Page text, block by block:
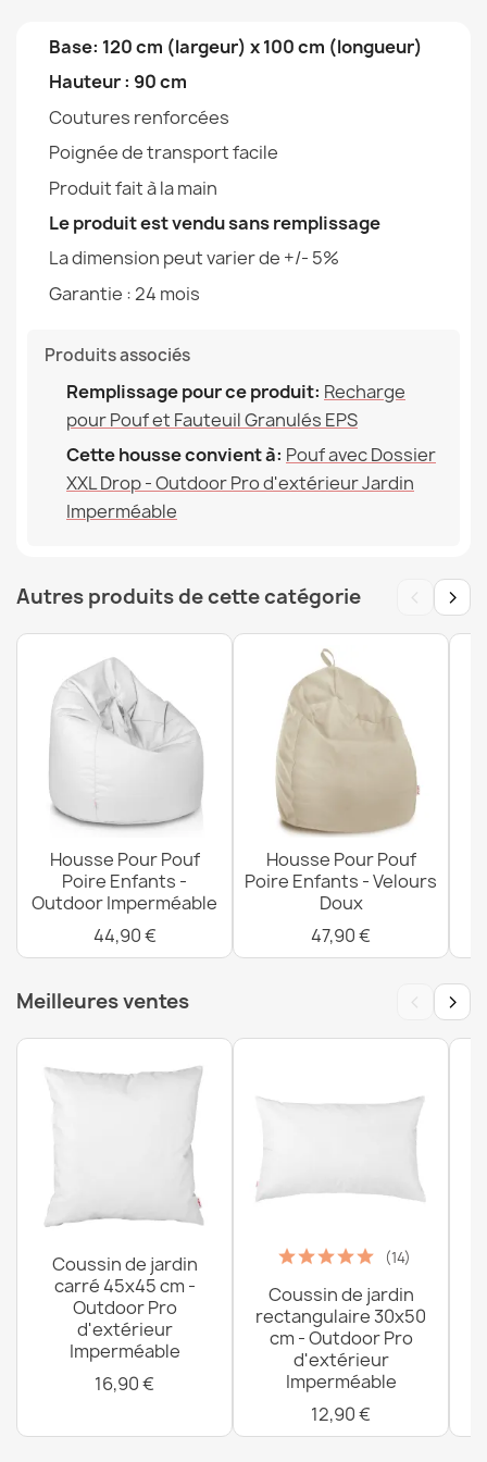
Housse Pour Pouf Poire Drop XXL - Velours Doux
86,90 €
Housse Pour Pouf Poire Bermuda - Impressions Premium
Housse Pour Pouf Poire Drop XXL - Impressions Premium
Housse Pour Pouf Poire Bermuda - Velours Doux
78,90 €
Housse Pour Pouf Coussin Enfants - Outdoor
Imperméable
Housse Pour Pouf Poire Bermuda - Outdoor
Largeur
Destination
Garantie Matériau 24 Mois
Famille
Drop-Xxl
Références spécifiques
EAN13 2000000146348
Base: 120 cm (largeur) x 100 cm (longueur)
Hauteur : 90 cm
Coutures renforcées
Poignée de transport facile
Produit fait à la main
Le produit est vendu sans remplissage
La dimension peut varier de +/- 5%
Garantie : 24 mois
Produits associés
Remplissage pour ce produit: Recharge
pour Pouf et Fauteuil Granulés EPS
Cette housse convient à: Pouf avec Dossier
XXL Drop - Outdoor Pro d'extérieur Jardin
Imperméable
Autres produits de cette catégorie ‹ ›
Housse Pour Pouf
Poire Enfants -
Outdoor Imperméable
44,90 €
Housse Pour Pouf
Poire Enfants - Velours
Doux
47,90 €
Meilleures ventes ‹ ›
Coussin de jardin
carré 45x45 cm -
Outdoor Pro
d'extérieur
Imperméable
16,90 €
(14)
Coussin de jardin
rectangulaire 30x50
cm - Outdoor Pro
d'extérieur
Imperméable
12,90 €